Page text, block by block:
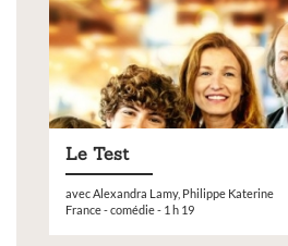
Le Test
avec Alexandra Lamy, Philippe Katerine
France - comédie - 1 h 19